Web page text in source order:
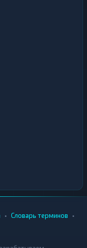
• Словарь терминов •